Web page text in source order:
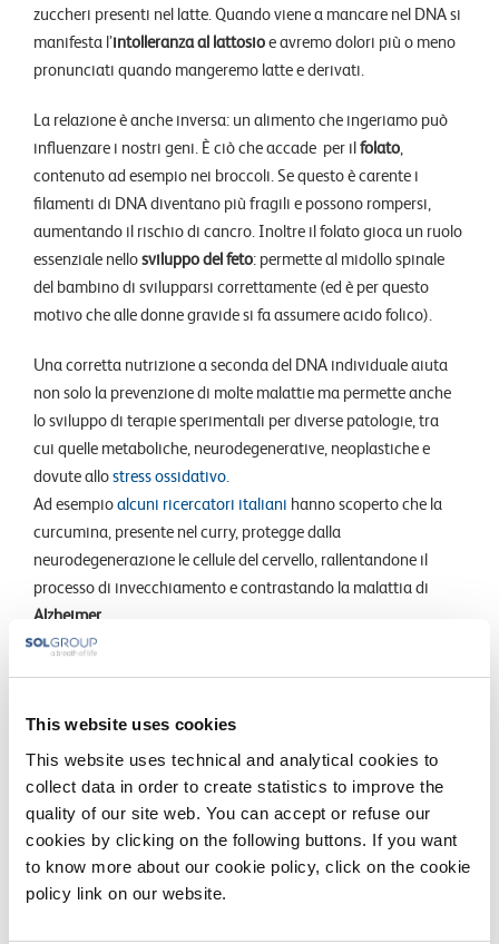
This website uses cookies
This website uses technical and analytical cookies to
collect data in order to create statistics to improve the
quality of our site web. You can accept or refuse our
cookies by clicking on the following buttons. If you want
to know more about our cookie policy, click on the cookie
policy link on our website.
zuccheri presenti nel latte. Quando viene a mancare nel DNA si
manifesta l’intolleranza al lattosioe avremo dolori più o meno
pronunciati quando mangeremo latte e derivati.
La relazione è anche inversa: un alimento che ingeriamo può
influenzare i nostri geni. È ciò che accade per ilfolato
contenuto ad esempio nei broccoli. Se questo è carente i
filamenti di DNA diventano più fragili e possono rompersi,
aumentando il rischio di cancro. Inoltre il folato gioca un ruolo
essenziale nellosviluppo del feto: permette al midollo spinale
del bambino di svilupparsi correttamente (ed è per questo
motivo che alle donne gravide si fa assumere acido folico).
Una corretta nutrizione a seconda del DNA individuale aiuta
non solo la prevenzione di molte malattie ma permette anche
lo sviluppo di terapie sperimentali per diverse patologie, tra
cui quelle metaboliche, neurodegenerative, neoplastiche e
dovute allostress ossidativo
Ad esempioalcuni ricercatori italiani hanno scoperto che la
curcumina, presente nel curry, protegge dalla
neurodegenerazione le cellule del cervello, rallentandone il
processo di invecchiamento e contrastando la malattia di
Alzheimer
consigli in ottica di prevenzione e cura. Al massimo, la dieta è
una conseguenza di questi studi: dai risultati del test genetico
possiamo capire quali alimenti funzionano bene con il nostro
corpo e quali invece possono arrecarci danni.